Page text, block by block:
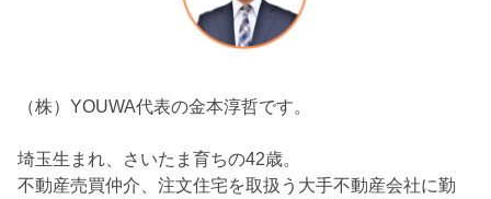
（株）YOUWA代表の金本淳哲です。
埼玉生まれ、さいたま育ちの42歳。
不動産売買仲介、注文住宅を取扱う大手不動産会社に勤